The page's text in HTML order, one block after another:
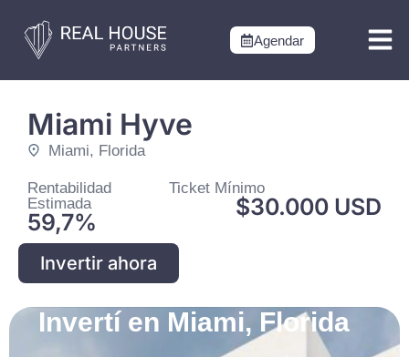
Agendar
Miami Hyve
Miami, Florida
Rentabilidad
Estimada
59,7%
Ticket Mínimo
$30.000 USD
Invertir ahora
Invertí en Miami, Florida